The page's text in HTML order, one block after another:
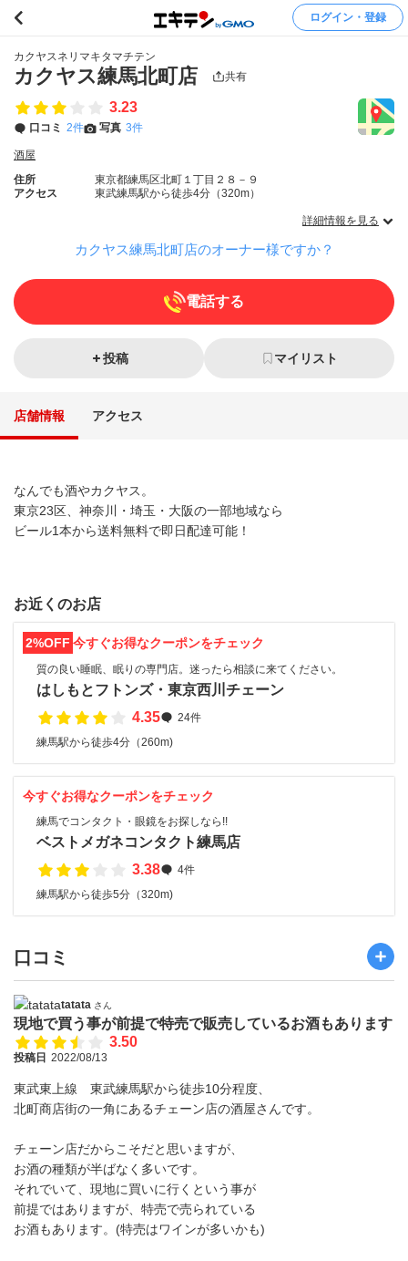
ログイン・登録
カクヤスネリマキタマチテン
カクヤス練馬北町店 共有
3.23
口コミ 2件 写真 3件
酒屋
住所
東京都練馬区北町１丁目２８－９
アクセス
東武練馬駅から徒歩4分（320m）
詳細情報を見る
カクヤス練馬北町店のオーナー様ですか？
電話する
投稿 マイリスト
店舗情報 アクセス
なんでも酒やカクヤス。
東京23区、神奈川・埼玉・大阪の一部地域なら
ビール1本から送料無料で即日配達可能！
お近くのお店
2%OFF 今すぐお得なクーポンをチェック
質の良い睡眠、眠りの専門店。迷ったら相談に来てください。
はしもとフトンズ・東京西川チェーン
4.35
24件
練馬駅から徒歩4分（260m)
今すぐお得なクーポンをチェック
練馬でコンタクト・眼鏡をお探しなら!!
ベストメガネコンタクト練馬店
3.38
4件
練馬駅から徒歩5分（320m)
口コミ
tatata さん
現地で買う事が前提で特売で販売しているお酒もあります
3.50
投稿日 2022/08/13
東武東上線 東武練馬駅から徒歩10分程度、
北町商店街の一角にあるチェーン店の酒屋さんです。
チェーン店だからこそだと思いますが、
お酒の種類が半ばなく多いです。
それでいて、現地に買いに行くという事が
前提ではありますが、特売で売られている
お酒もあります。(特売はワインが多いかも)